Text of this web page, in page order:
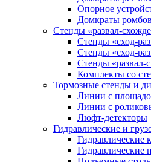
Опорное
Домкраты
Стенды «развал-
Стенды «сход-
Стенды «сход-
Стенды
Комплекты со
Тормозные стенды и
Линии с
Линии с
Люфт-детекторы
Гидравлические и
Гидравлические
Гидравлические